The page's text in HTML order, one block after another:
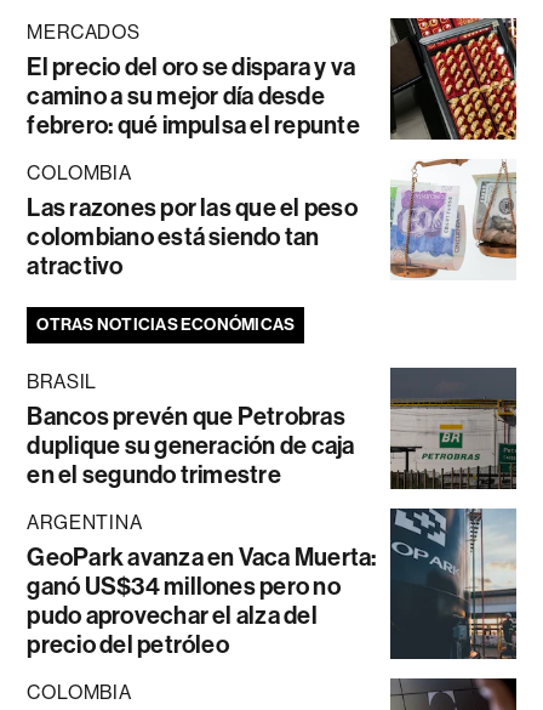
MERCADOS
El precio del oro se dispara y va
camino a su mejor día desde
febrero: qué impulsa el repunte
COLOMBIA
Las razones por las que el peso
colombiano está siendo tan
atractivo
OTRAS NOTICIAS ECONÓMICAS
BRASIL
Bancos prevén que Petrobras
duplique su generación de caja
en el segundo trimestre
ARGENTINA
GeoPark avanza en Vaca Muerta:
ganó US$34 millones pero no
pudo aprovechar el alza del
precio del petróleo
COLOMBIA